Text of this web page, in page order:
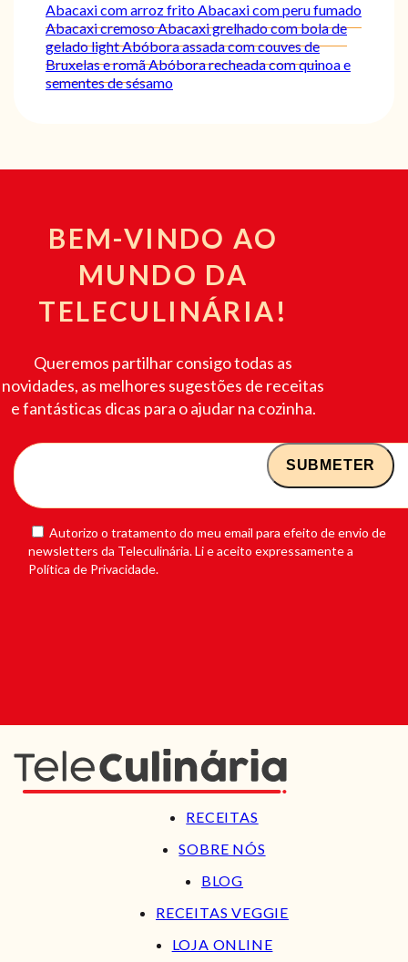
Abacaxi com arroz fritoAbacaxi com peru fumado
Abacaxi cremosoAbacaxi grelhado com bola de
gelado lightAbóbora assada com couves de
Bruxelas e romãAbóbora recheada com quinoa e
sementes de sésamo
BEM-VINDO AO
MUNDO DA
TELECULINÁRIA!
Queremos partilhar consigo todas as
novidades, as melhores sugestões de receitas
e fantásticas dicas para o ajudar na cozinha.
Autorizo o tratamento do meu email para efeito de envio de
newsletters da Teleculinária. Li e aceito expressamente a
Política de Privacidade.
RECEITAS
SOBRE NÓS
BLOG
RECEITAS VEGGIE
LOJA ONLINE